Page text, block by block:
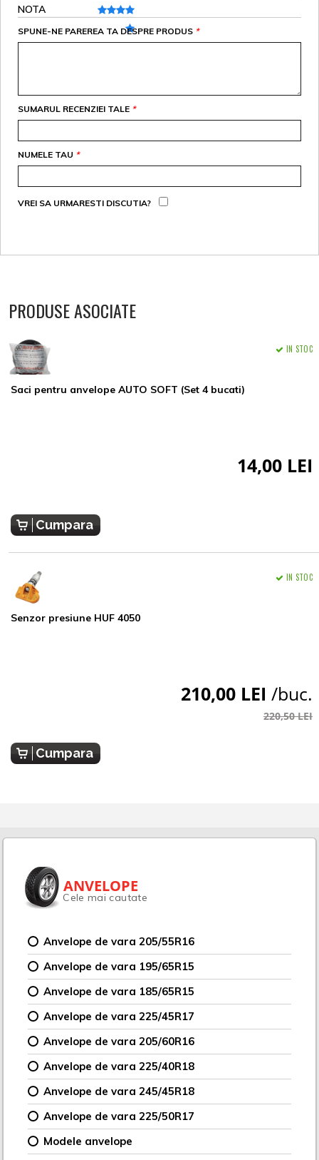
NOTA
*
SPUNE-NE PAREREA TA DESPRE PRODUS
*
SUMARUL RECENZIEI TALE
*
NUMELE TAU
VREI SA URMARESTI DISCUTIA?
PRODUSE ASOCIATE
Saci pentru anvelope AUTO SOFT (Set 4 bucati)
IN STOC
14,00 LEI
Cumpara
Senzor presiune HUF 4050
IN STOC
210,00 LEI /buc.
220,50 LEI
Cumpara
ANVELOPE
Cele mai cautate
Anvelope de vara 205/55R16
Anvelope de vara 195/65R15
Anvelope de vara 185/65R15
Anvelope de vara 225/45R17
Anvelope de vara 205/60R16
Anvelope de vara 225/40R18
Anvelope de vara 245/45R18
Anvelope de vara 225/50R17
Modele anvelope